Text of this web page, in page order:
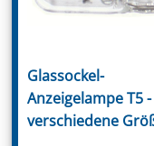
Glassockel-
Anzeigelampe T5 -
verschiedene